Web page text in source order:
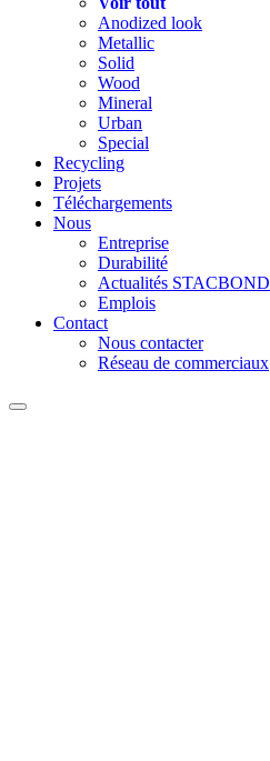
Anodized look
Metallic
Solid
Wood
Mineral
Urban
Special
Recycling
Projets
Téléchargements
Nous
Entreprise
Durabilité
Actualités STACBOND
Emplois
Contact
Nous contacter
Réseau de commerciaux